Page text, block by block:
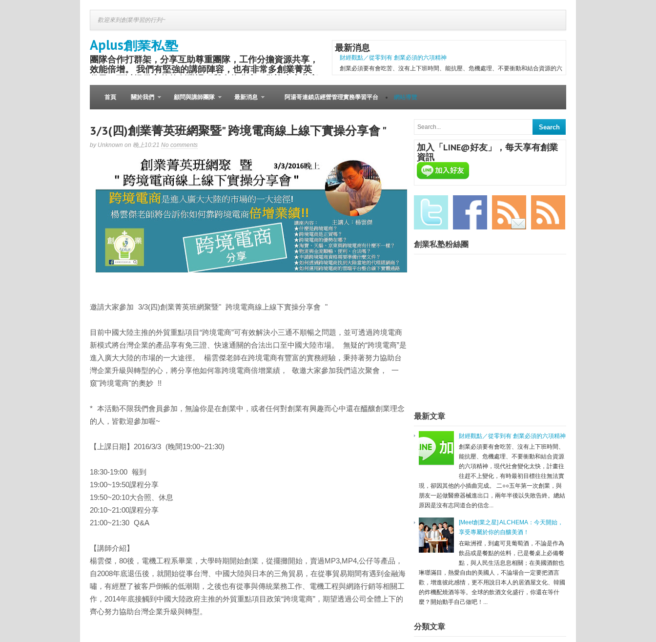
歡迎來到創業學習的行列~
Aplus創業私塾
團隊合作打群架，分享互助尊重團隊，工作分擔資源共享，
效能倍增。 我們有堅強的講師陣容，也有非常多創業菁英
份子，可以提供完整的創業課程與食物分享，歡迎大家共襄
盛舉。
最新消息
財經觀點／從零到有 創業必須的六項精神
創業必須要有會吃苦、沒有上下班時間、能抗壓、危機處理、不要衝動和結合資源的六
以失敗告終。總結原因是沒有志同道合的信念...
在歐洲裡，到處可見葡萄酒，不論是作為飲品或是餐點的佐料，已是餐
桌上必備餐點，與人民生活息息相關；在美國酒館也琳瑯滿目，熱愛自
由的美國人，不論場合一定要把酒言歡，增進彼此感情，更不用說日本
人的居酒屋文化、韓國的炸機配燒酒等等。全球的飲酒文化盛行，你還
在等什麼？開始動手自己做吧！...
微型創業－張瑞添虛實通路賣書 兩得意
文瑄舊書坊負責人張瑞添，創業28年來，終日與舊書為伍，已被喻為台中舊書達人。
小檔案 文瑄舊書坊 被民眾認為占空間的舊書，在文瑄舊書坊負責人張瑞添的眼裡，
是塊寶。他基於資源回收再利用的觀點，從汽車材料買賣業，跨足舊書店；如今，旗下
共有逢甲與東海等2家店。因應網路...
創業菁英班創業私塾版權所有請尊重智慧財產權勿任意轉載違者依法必究. 技術提供：
Blogger.
Blog Archive
▼2016(267)
►4月(28)
►3月 (50)
▼2月(48)
創業鬼才！矽谷年輕女創客闖出一片天 最小年僅13歲
幸福創貸 陪伴小資女挺住「健康本味」
台灣優良工藝品評鑑開始報名
臺北創業系列課程於3月份展開，即日起歡迎民眾踴躍報名
不景氣推升小資創業 手作烘焙夯
[Meet創業之星] 學生團隊開發「聲紋壓碼」技術，喬睿科技搶攻行動支付市場
3/3(四)創業菁英班網聚暨" 跨境電商線上線下實操分享會 "
文創業獲活水！文化部補助45案 總金額近8000萬
摘星青年創意小鋪 為人生圓夢 審計新村創業基地
這三種溝通方法 完善行銷技巧
鳳林有機小農 周六、日兆豐擺攤
內銷也要轉外銷 織襪雲下月上線
青創造夢 工程師開咖啡漢堡店
千禧世代年輕人 調查：更具創業精神
啟迪創業者的五句奧斯卡佳片台詞
感動創業服務走透透 優化台灣創業生態圈
創業心經－主動出擊 搶救營收
創業一點靈－成功創業的3道門檻及3大策略
善用政府補助 青年吳明億分享成功創業經驗
首頁 關於我們 顧問與講師團隊 最新消息 阿湯哥連鎖店經營管理實務學習平台 網站導覽
3/3(四)創業菁英班網聚暨" 跨境電商線上線下實操分享會 "
by Unknown on 晚上10:21 No comments
邀請大家參加 3/3(四)創業菁英班網聚暨" 跨境電商線上線下實操分享會 "
目前中國大陸主推的外貿重點項目“跨境電商”可有效解決小三通不順暢之問題，並可透過跨境電商
新模式將台灣企業的產品享有免三證、快速通關的合法出口至中國大陸市場。 無疑的“跨境電商”是
進入廣大大陸的市場的一大途徑。 楊雲傑老師在跨境電商有豐富的實務經驗，秉持著努力協助台
灣企業升級與轉型的心，將分享他如何靠跨境電商倍增業績， 敬邀大家參加我們這次聚會， 一
窺"跨境電商"的奧妙 !!
* 本活動不限我們會員參加，無論你是在創業中，或者任何對創業有興趣而心中還在醞釀創業理念
的人，皆歡迎參加喔~
【上課日期】2016/3/3 (晚間19:00~21:30)
18:30-19:00 報到
19:00~19:50課程分享
19:50~20:10大合照、休息
20:10~21:00課程分享
21:00~21:30 Q&A
【講師介紹】
楊雲傑，80後，電機工程系畢業，大學時期開始創業，從擺攤開始，賣過MP3,MP4,公仔等產品，
自2008年底退伍後，就開始從事台灣、中國大陸與日本的三角貿易，在從事貿易期間有遇到金融海
嘯，有經歷了被客戶倒帳的低潮期，之後也有從事與傳統業務工作、電機工程與網路行銷等相關工
作，2014年底接觸到中國大陸政府主推的外貿重點項目政策“跨境電商”，期望透過公司全體上下的
齊心努力協助台灣企業升級與轉型。
加入「LINE@好友」，每天享有創業
資訊
創業私塾粉絲團
最新文章
財經觀點／從零到有 創業必須的六項精神
創業必須要有會吃苦、沒有上下班時間、
能抗壓、危機處理、不要衝動和結合資源
的六項精神，現代社會變化太快，計畫往
往趕不上變化，有時最初目標往往無法實
現，卻因其他的小插曲完成。 二○○五年第一次創業，與
朋友一起做醫療器械進出口，兩年半後以失敗告終。總結
原因是沒有志同道合的信念...
[Meet創業之星] ALCHEMA：今天開始，
享受專屬於你的自釀美酒！
在歐洲裡，到處可見葡萄酒，不論是作為
飲品或是餐點的佐料，已是餐桌上必備餐
點，與人民生活息息相關；在美國酒館也
琳瑯滿目，熱愛自由的美國人，不論場合一定要把酒言
歡，增進彼此感情，更不用說日本人的居酒屋文化、韓國
的炸機配燒酒等等。全球的飲酒文化盛行，你還在等什
麼？開始動手自己做吧！...
分類文章